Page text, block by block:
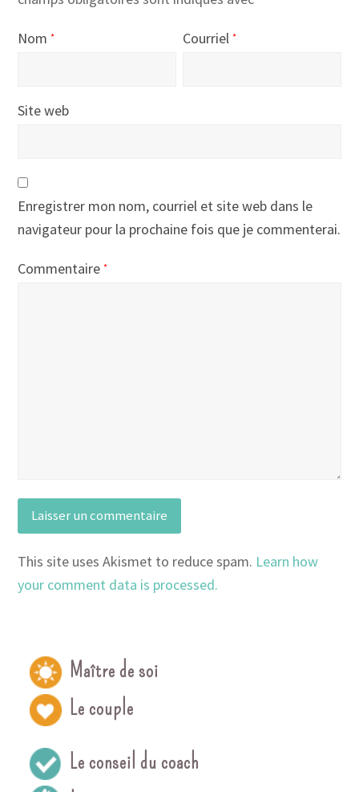
Nom* Courriel*
Site web
Enregistrer mon nom, courriel et site web dans le
navigateur pour la prochaine fois que je commenterai.
Commentaire*
This site uses Akismet to reduce spam. Learn how
your comment data is processed.
Maître de soi
Le couple
Le conseil du coach